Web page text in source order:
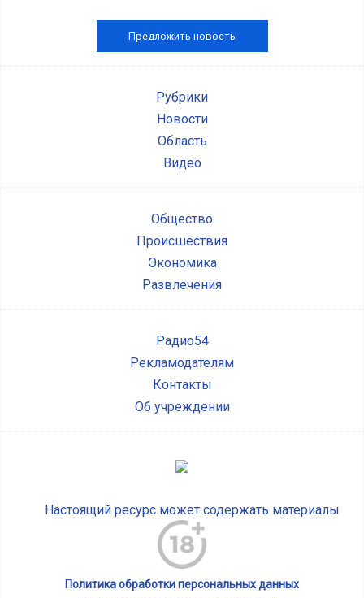
Предложить новость
Рубрики
Новости
Область
Видео
Общество
Происшествия
Экономика
Развлечения
Радио54
Рекламодателям
Контакты
Об учреждении
Настоящий ресурс может содержать материалы
Политика обработки персональных данных